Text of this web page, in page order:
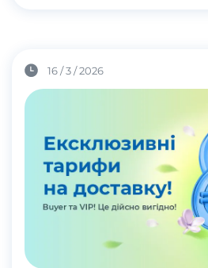
16 / 3 / 2026